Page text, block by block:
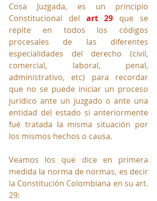
Cosa Juzgada, es un principio
Constitucional del art 29 que se
repite en todos los códigos
procesales de las diferentes
especialidades del derecho (civil,
comercial, laboral, penal,
administrativo, etc) para recordar
que no se puede iniciar un proceso
jurídico ante un juzgado o ante una
entidad del estado si anteriormente
fué tratada la misma situación por
los mismos hechos o causa.
Veamos los que dice en primera
medida la norma de normas, es decir
la Constitución Colombiana en su art.
29: